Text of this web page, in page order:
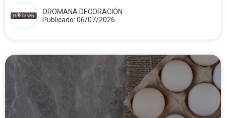
OROMANA DECORACIÓN
Publicado: 06/07/2026